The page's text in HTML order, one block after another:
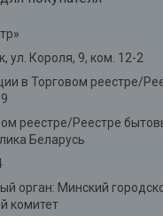
ул. Короля, 9, ком. 12-2
в Торговом реестре/
реестре/Реестре
Беларусь
орган: Минский
комитет